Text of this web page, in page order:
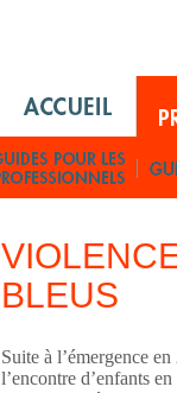
i
n
M
n
u
r
BLEUS
Suite à l’émergence
l’encontre d’enfants